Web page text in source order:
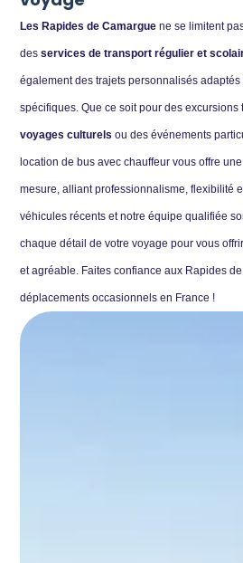
Les Rapides de Camargue ne se limitent
desservices de transport régulier et
également des trajets personnalisés
spécifiques. Que ce soit pour des
voyages culturels ou des événements
location de bus avec chauffeur vous offre
mesure, alliant professionnalisme, flexibilité
véhicules récents et notre équipe qualifiée
chaque détail de votre voyage pour vous
et agréable. Faites confiance aux Rapides
déplacements occasionnels en France !